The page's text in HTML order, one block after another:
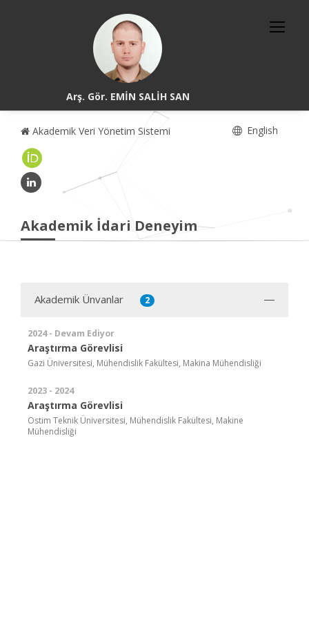
Arş. Gör. EMİN SALİH SAN
Akademik Veri Yönetim Sistemi English
Akademik İdari Deneyim
Akademik Ünvanlar 2
2024 - Devam Ediyor
Araştırma Görevlisi
Gazi Üniversitesi, Mühendislik Fakültesi, Makina Mühendisliği
2023 - 2024
Araştırma Görevlisi
Ostim Teknik Üniversitesi, Mühendislik Fakültesi, Makine
Mühendisliği